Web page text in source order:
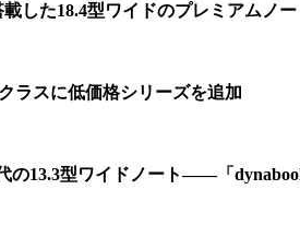
した18.4型ワイドのプレミアムノー
ラスに低価格シリーズを追加
の13.3型ワイドノート――「